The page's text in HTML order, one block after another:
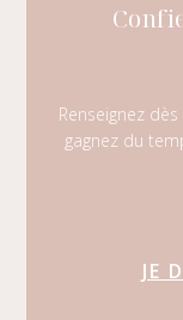
Renseignez
gagnez du
JE